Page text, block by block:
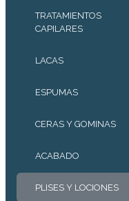
TRATAMIENTOS
CAPILARES
LACAS
ESPUMAS
CERAS Y GOMINAS
ACABADO
PLISES Y LOCIONES